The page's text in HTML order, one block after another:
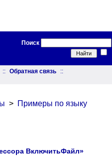
Поиск
:: Обратная связь
::
> Примеры по языку
ВключитьФайл»